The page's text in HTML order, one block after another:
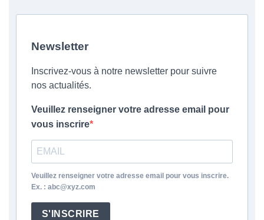
Newsletter
Inscrivez-vous à notre newsletter pour suivre
nos actualités.
Veuillez renseigner votre adresse email pour
vous inscrire
Veuillez renseigner votre adresse email pour vous inscrire.
Ex. : abc@xyz.com
S'INSCRIRE